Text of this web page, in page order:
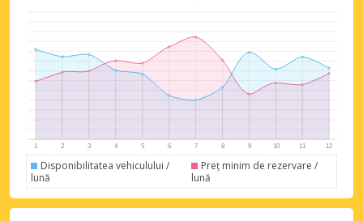
Disponibilitatea vehiculului /
lună
Preț minim de rezervare /
lună